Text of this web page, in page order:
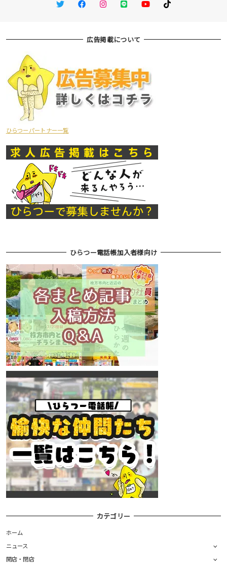
TwitterFacebookInstagram
LINE You TubeTikTok
広告掲載について
ひらつーパートナー一覧
ひらつー電話帳加入者様向け
カテゴリー
ホーム
ニュース
開店・閉店